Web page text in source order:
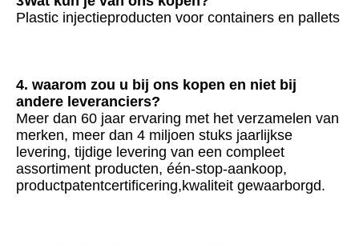
Plastic injectieproducten voor containers en pallets
4. waarom zou u bij ons kopen en niet bij
andere leveranciers?
Meer dan 60 jaar ervaring met het verzamelen van
merken, meer dan 4 miljoen stuks jaarlijkse
levering, tijdige levering van een compleet
assortiment producten, één-stop-aankoop,
productpatentcertificering,kwaliteit gewaarborgd.